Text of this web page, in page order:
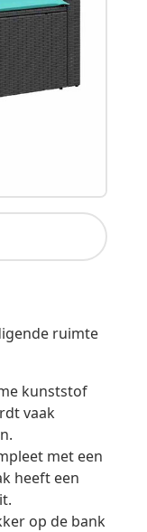
ruimte
kunststof
vaak
met een
heeft een
op de bank